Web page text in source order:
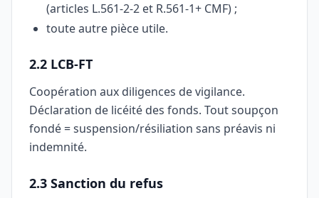
(articles L.561-2-2 et R.561-1+ CMF) ;
toute autre pièce utile.
2.2 LCB-FT
Coopération aux diligences de vigilance.
Déclaration de licéité des fonds. Tout soupçon
fondé = suspension/résiliation sans préavis ni
indemnité.
2.3 Sanction du refus